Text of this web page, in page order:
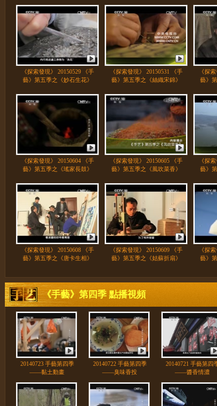
《探索發現》 20150529 《手
藝》第五季之《妙石生花》
《探索發現》 20150531 《手
藝》第五季之《絲織宋錦》
《探
藝》
《探索發現》 20150604 《手
藝》第五季之《瑤家長鼓》
《探索發現》 20150605 《手
藝》第五季之《風吹菜香》
《探
藝》
《探索發現》 20150608 《手
藝》第五季之《唐卡生相》
《探索發現》 20150609 《手
藝》第五季之《姑蘇折扇》
《探
藝》
《手藝》第四季 點播視頻
20140723 手藝第四季
——黏土動畫
20140722 手藝第四季
——臭味香投
20140721 手藝第四
——醬香情濃